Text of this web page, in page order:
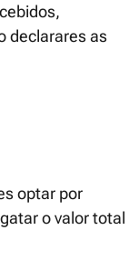
declarares as
optar por
o valor total